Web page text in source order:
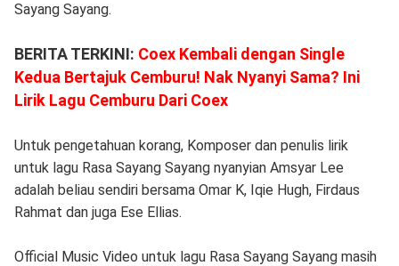
Sayang Sayang.
BERITA TERKINI: Coex Kembali dengan Single
Kedua Bertajuk Cemburu! Nak Nyanyi Sama? Ini
Lirik Lagu Cemburu Dari Coex
Untuk pengetahuan korang, Komposer dan penulis lirik
untuk lagu Rasa Sayang Sayang nyanyian Amsyar Lee
adalah beliau sendiri bersama Omar K, Iqie Hugh, Firdaus
Rahmat dan juga Ese Ellias.
Official Music Video untuk lagu Rasa Sayang Sayang masih